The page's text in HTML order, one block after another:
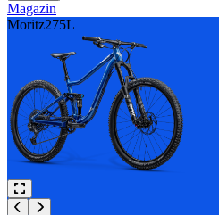
Magazin
Moritz275L